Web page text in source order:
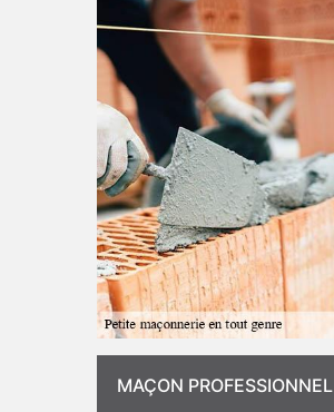
MAÇON PROFESSIONNEL